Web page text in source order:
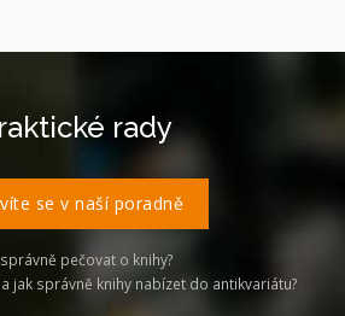
rady
se v naší poradně
správně pečovat o knihy?
jak správně knihy nabízet do antikvariátu?